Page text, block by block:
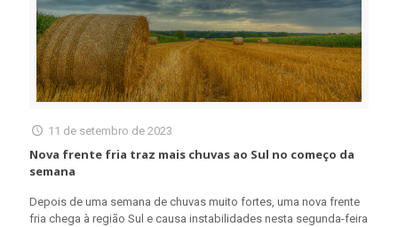
11 de setembro de 2023
Nova frente fria traz mais chuvas ao Sul no começo da
semana
Depois de uma semana de chuvas muito fortes, uma nova frente
fria chega à região Sul e causa instabilidades nesta segunda-feira